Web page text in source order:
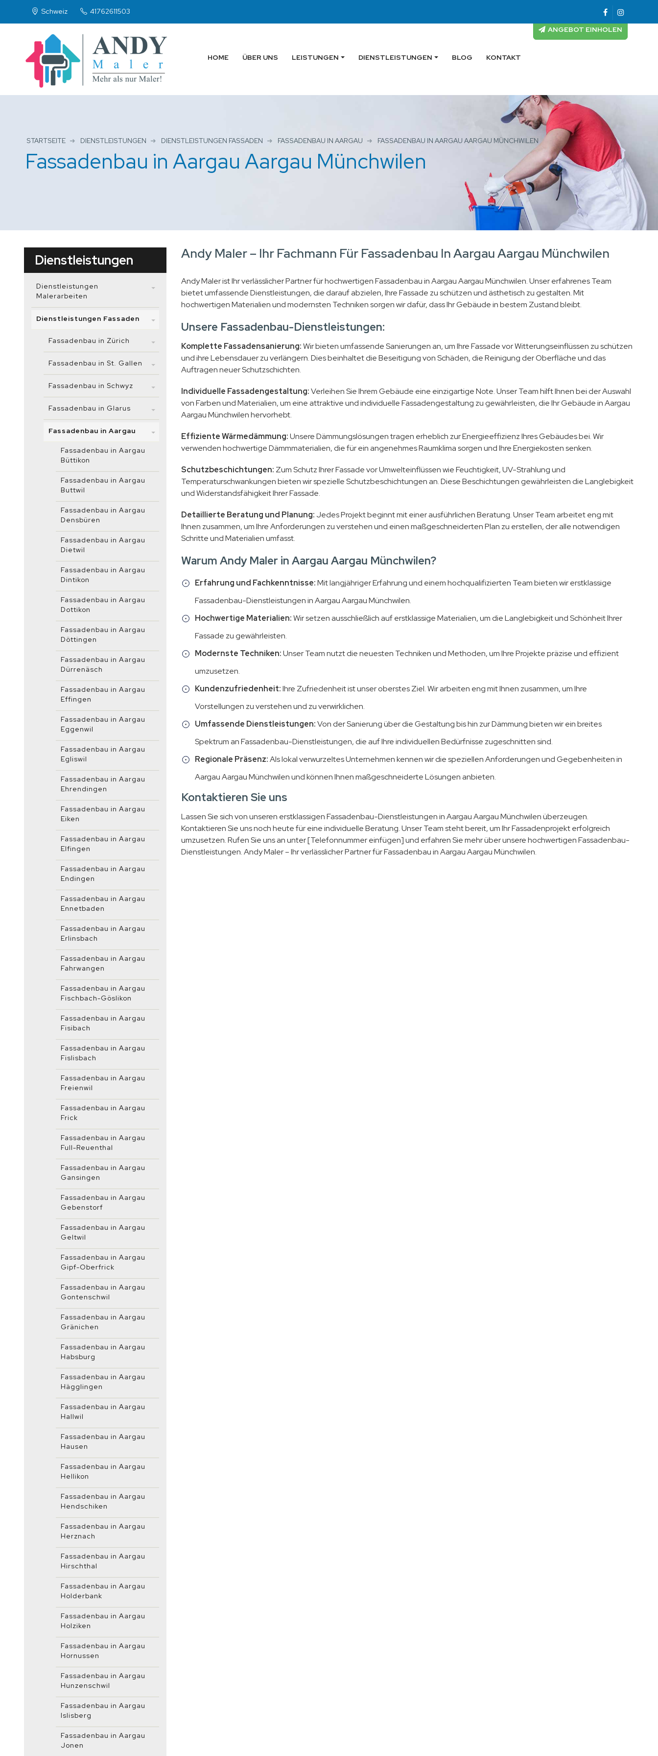
Schweiz 41762611503
HOME ÜBER UNS LEISTUNGEN DIENSTLEISTUNGEN BLOG KONTAKT
ANGEBOT EINHOLEN
STARTSEITE DIENSTLEISTUNGEN DIENSTLEISTUNGEN FASSADEN FASSADENBAU IN AARGAU FASSADENBAU IN AARGAU AARGAU MÜNCHWILEN
Fassadenbau in Aargau Aargau Münchwilen
Andy Maler – Ihr Fachmann Für Fassadenbau In Aargau Aargau Münchwilen
Andy Maler ist Ihr verlässlicher Partner für hochwertigen Fassadenbau in Aargau Aargau Münchwilen. Unser erfahrenes Team
bietet umfassende Dienstleistungen, die darauf abzielen, Ihre Fassade zu schützen und ästhetisch zu gestalten. Mit
hochwertigen Materialien und modernsten Techniken sorgen wir dafür, dass Ihr Gebäude in bestem Zustand bleibt.
Unsere Fassadenbau-Dienstleistungen:
Komplette Fassadensanierung:Wir bieten umfassende Sanierungen an, um Ihre Fassade vor Witterungseinflüssen zu schützen
und ihre Lebensdauer zu verlängern. Dies beinhaltet die Beseitigung von Schäden, die Reinigung der Oberfläche und das
Auftragen neuer Schutzschichten.
Individuelle Fassadengestaltung:Verleihen Sie Ihrem Gebäude eine einzigartige Note. Unser Team hilft Ihnen bei der Auswahl
von Farben und Materialien, um eine attraktive und individuelle Fassadengestaltung zu gewährleisten, die Ihr Gebäude in Aargau
Aargau Münchwilen hervorhebt.
Effiziente Wärmedämmung:Unsere Dämmungslösungen tragen erheblich zur Energieeffizienz Ihres Gebäudes bei. Wir
verwenden hochwertige Dämmmaterialien, die für ein angenehmes Raumklima sorgen und Ihre Energiekosten senken.
Schutzbeschichtungen: Zum Schutz Ihrer Fassade vor Umwelteinflüssen wie Feuchtigkeit, UV-Strahlung und
Temperaturschwankungen bieten wir spezielle Schutzbeschichtungen an. Diese Beschichtungen gewährleisten die Langlebigkeit
und Widerstandsfähigkeit Ihrer Fassade.
Detaillierte Beratung und Planung: Jedes Projekt beginnt mit einer ausführlichen Beratung. Unser Team arbeitet eng mit
Ihnen zusammen, um Ihre Anforderungen zu verstehen und einen maßgeschneiderten Plan zu erstellen, der alle notwendigen
Schritte und Materialien umfasst.
Warum Andy Maler in Aargau Aargau Münchwilen?
Erfahrung und Fachkenntnisse:Mit langjähriger Erfahrung und einem hochqualifizierten Team bieten wir erstklassige
Fassadenbau-Dienstleistungen in Aargau Aargau Münchwilen.
Hochwertige Materialien:Wir setzen ausschließlich auf erstklassige Materialien, um die Langlebigkeit und Schönheit Ihrer
Fassade zu gewährleisten.
Modernste Techniken:Unser Team nutzt die neuesten Techniken und Methoden, um Ihre Projekte präzise und effizient
umzusetzen.
Kundenzufriedenheit:Ihre Zufriedenheit ist unser oberstes Ziel. Wir arbeiten eng mit Ihnen zusammen, um Ihre
Vorstellungen zu verstehen und zu verwirklichen.
Umfassende Dienstleistungen:Von der Sanierung über die Gestaltung bis hin zur Dämmung bieten wir ein breites
Spektrum an Fassadenbau-Dienstleistungen, die auf Ihre individuellen Bedürfnisse zugeschnitten sind.
Regionale Präsenz:Als lokal verwurzeltes Unternehmen kennen wir die speziellen Anforderungen und Gegebenheiten in
Aargau Aargau Münchwilen und können Ihnen maßgeschneiderte Lösungen anbieten.
Kontaktieren Sie uns
Lassen Sie sich von unseren erstklassigen Fassadenbau-Dienstleistungen in Aargau Aargau Münchwilen überzeugen.
Kontaktieren Sie uns noch heute für eine individuelle Beratung. Unser Team steht bereit, um Ihr Fassadenprojekt erfolgreich
umzusetzen. Rufen Sie uns an unter [Telefonnummer einfügen] und erfahren Sie mehr über unsere hochwertigen Fassadenbau-
Dienstleistungen. Andy Maler – Ihr verlässlicher Partner für Fassadenbau in Aargau Aargau Münchwilen.
Dienstleistungen
Dienstleistungen
Malerarbeiten
Dienstleistungen Fassaden
Fassadenbau in Zürich
Fassadenbau in St. Gallen
Fassadenbau in Schwyz
Fassadenbau in Glarus
Fassadenbau in Aargau
Fassadenbau in Aargau
Büttikon
Fassadenbau in Aargau
Buttwil
Fassadenbau in Aargau
Densbüren
Fassadenbau in Aargau
Dietwil
Fassadenbau in Aargau
Dintikon
Fassadenbau in Aargau
Dottikon
Fassadenbau in Aargau
Döttingen
Fassadenbau in Aargau
Dürrenäsch
Fassadenbau in Aargau
Effingen
Fassadenbau in Aargau
Eggenwil
Fassadenbau in Aargau
Egliswil
Fassadenbau in Aargau
Ehrendingen
Fassadenbau in Aargau
Eiken
Fassadenbau in Aargau
Elfingen
Fassadenbau in Aargau
Endingen
Fassadenbau in Aargau
Ennetbaden
Fassadenbau in Aargau
Erlinsbach
Fassadenbau in Aargau
Fahrwangen
Fassadenbau in Aargau
Fischbach-Göslikon
Fassadenbau in Aargau
Fisibach
Fassadenbau in Aargau
Fislisbach
Fassadenbau in Aargau
Freienwil
Fassadenbau in Aargau
Frick
Fassadenbau in Aargau
Full-Reuenthal
Fassadenbau in Aargau
Gansingen
Fassadenbau in Aargau
Gebenstorf
Fassadenbau in Aargau
Geltwil
Fassadenbau in Aargau
Gipf-Oberfrick
Fassadenbau in Aargau
Gontenschwil
Fassadenbau in Aargau
Gränichen
Fassadenbau in Aargau
Habsburg
Fassadenbau in Aargau
Hägglingen
Fassadenbau in Aargau
Hallwil
Fassadenbau in Aargau
Hausen
Fassadenbau in Aargau
Hellikon
Fassadenbau in Aargau
Hendschiken
Fassadenbau in Aargau
Herznach
Fassadenbau in Aargau
Hirschthal
Fassadenbau in Aargau
Holderbank
Fassadenbau in Aargau
Holziken
Fassadenbau in Aargau
Hornussen
Fassadenbau in Aargau
Hunzenschwil
Fassadenbau in Aargau
Islisberg
Fassadenbau in Aargau
Jonen